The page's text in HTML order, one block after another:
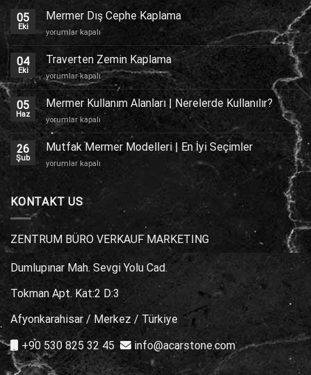
05
Eki
Mermer Dış Cephe Kaplama
Mermer
Dış
Cephe
Kaplama
için
yorumlar kapalı
04
Eki
Traverten Zemin Kaplama
Traverten
Zemin
Kaplama
için
yorumlar kapalı
05
Haz
Mermer Kullanım Alanları | Nerelerde Kullanılır?
Mermer
Kullanım
Alanları
Nerelerde
yorumlar kapalı
26
Şub
Mutfak Mermer Modelleri | En İyi Seçimler
Mutfak
Mermer
|
Seçimler
için
yorumlar kapalı
KONTAKT US
ZENTRUM BÜRO VERKAUF MARKETING
Dumlupınar Mah. Sevgi Yolu Cad.
Tokman Apt. Kat:2 D:3
Afyonkarahisar / Merkez / Türkiye
+90 530 825 32 45
info@acarstone.com